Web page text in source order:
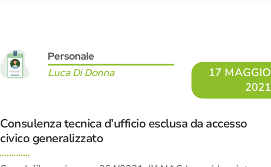
Personale
Luca Di Donna
17 MAGGIO
2021
Consulenza tecnica d’ufficio esclusa da accesso
civico generalizzato